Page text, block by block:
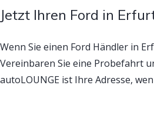
Jetzt Ihren Ford in
Wenn Sie einen Ford Händler in
Vereinbaren Sie eine Probefahrt
autoLOUNGE ist Ihre Adresse,